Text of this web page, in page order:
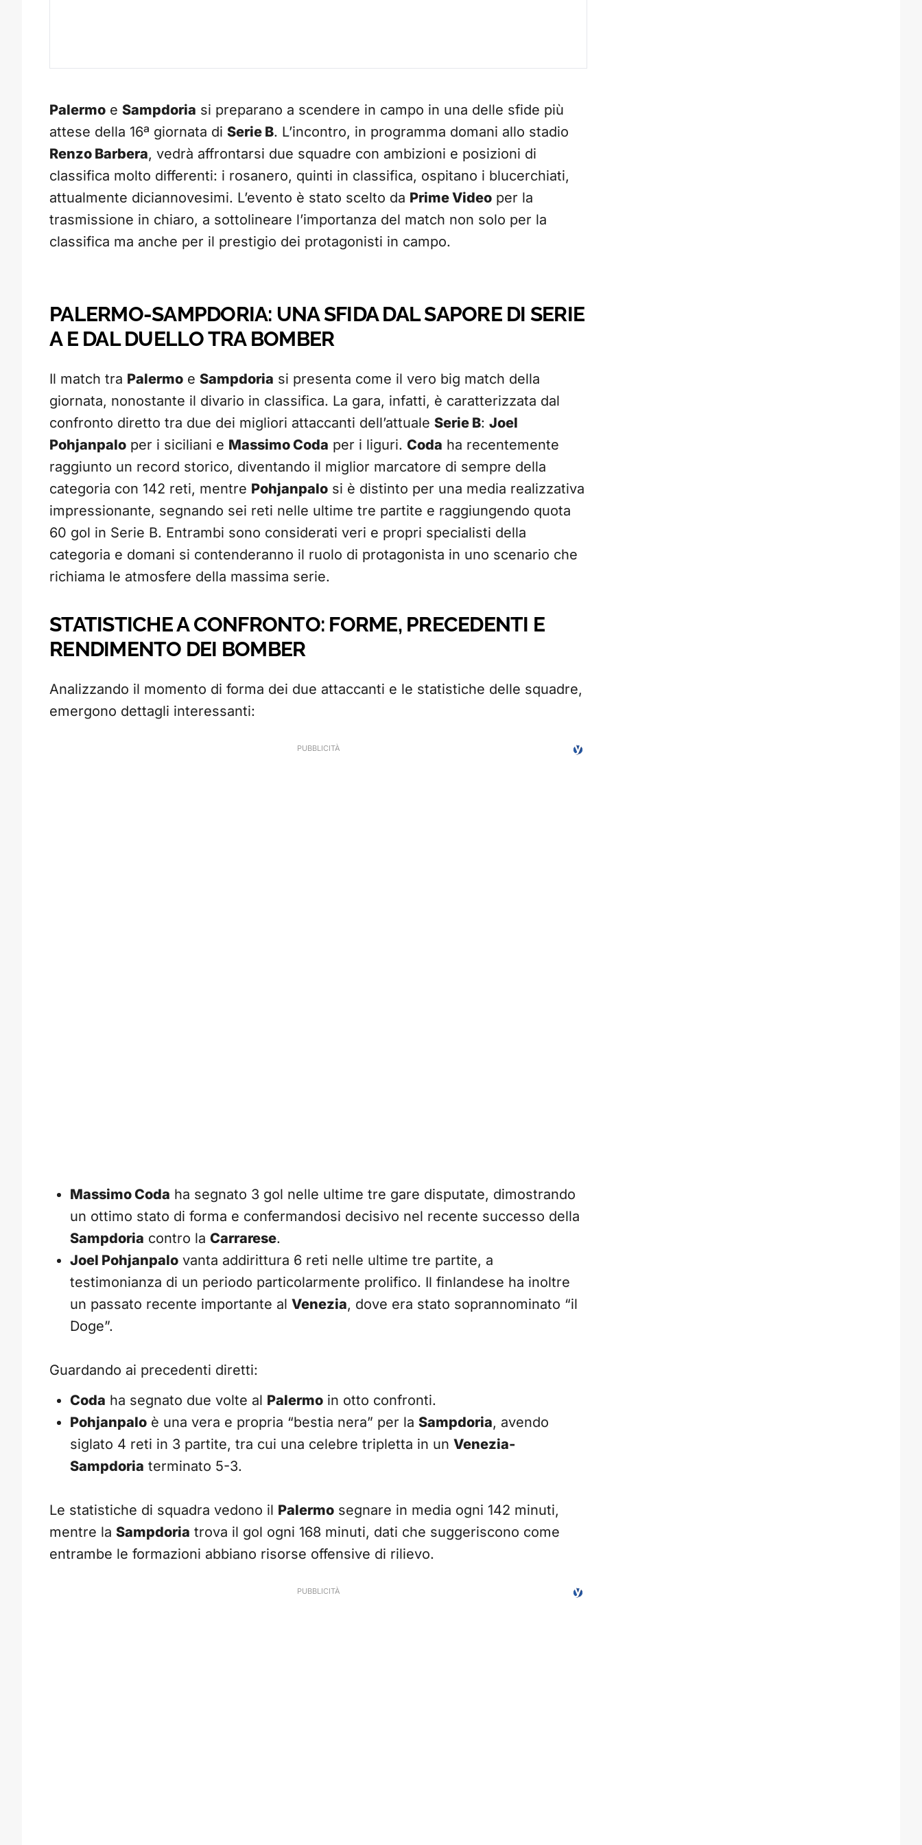
Palermo e Sampdoria si preparano a scendere in campo in una delle sfide più
attese della 16ª giornata di Serie B. L’incontro, in programma domani allo stadio
Renzo Barbera, vedrà affrontarsi due squadre con ambizioni e posizioni di
classifica molto differenti: i rosanero, quinti in classifica, ospitano i blucerchiati,
attualmente diciannovesimi. L’evento è stato scelto da Prime Video per la
trasmissione in chiaro, a sottolineare l’importanza del match non solo per la
classifica ma anche per il prestigio dei protagonisti in campo.
PALERMO-SAMPDORIA: UNA SFIDA DAL SAPORE DI SERIE
A E DAL DUELLO TRA BOMBER
Il match tra Palermo e Sampdoria si presenta come il vero big match della
giornata, nonostante il divario in classifica. La gara, infatti, è caratterizzata dal
confronto diretto tra due dei migliori attaccanti dell’attuale Serie B: Joel
Pohjanpalo per i siciliani e Massimo Coda per i liguri. Coda ha recentemente
raggiunto un record storico, diventando il miglior marcatore di sempre della
categoria con 142 reti, mentre Pohjanpalo si è distinto per una media realizzativa
impressionante, segnando sei reti nelle ultime tre partite e raggiungendo quota
60 gol in Serie B. Entrambi sono considerati veri e propri specialisti della
categoria e domani si contenderanno il ruolo di protagonista in uno scenario che
richiama le atmosfere della massima serie.
STATISTICHE A CONFRONTO: FORME, PRECEDENTI E
RENDIMENTO DEI BOMBER
Analizzando il momento di forma dei due attaccanti e le statistiche delle squadre,
emergono dettagli interessanti:
Massimo Coda ha segnato 3 gol nelle ultime tre gare disputate, dimostrando
un ottimo stato di forma e confermandosi decisivo nel recente successo della
Sampdoria contro la Carrarese.
Joel Pohjanpalo vanta addirittura 6 reti nelle ultime tre partite, a
testimonianza di un periodo particolarmente prolifico. Il finlandese ha inoltre
un passato recente importante al Venezia, dove era stato soprannominato “il
Doge”.
Guardando ai precedenti diretti:
Coda ha segnato due volte al Palermo in otto confronti.
Pohjanpalo è una vera e propria “bestia nera” per la Sampdoria, avendo
siglato 4 reti in 3 partite, tra cui una celebre tripletta in un Venezia-
Sampdoria terminato 5-3.
Le statistiche di squadra vedono il Palermo segnare in media ogni 142 minuti,
mentre la Sampdoria trova il gol ogni 168 minuti, dati che suggeriscono come
entrambe le formazioni abbiano risorse offensive di rilievo.